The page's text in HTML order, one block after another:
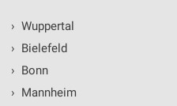
› Wuppertal
› Bielefeld
› Bonn
› Mannheim